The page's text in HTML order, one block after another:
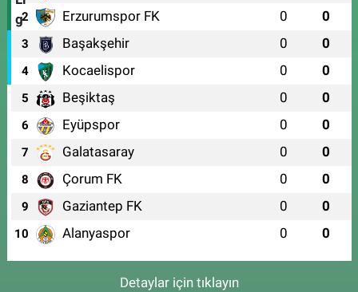
2 Erzurumspor FK 0 0
3 Başakşehir 0 0
4 Kocaelispor 0 0
5 Beşiktaş 0 0
6 Eyüpspor 0 0
7 Galatasaray 0 0
8 Çorum FK 0 0
9 Gaziantep FK 0 0
10 Alanyaspor 0 0
Detaylar için tıklayın